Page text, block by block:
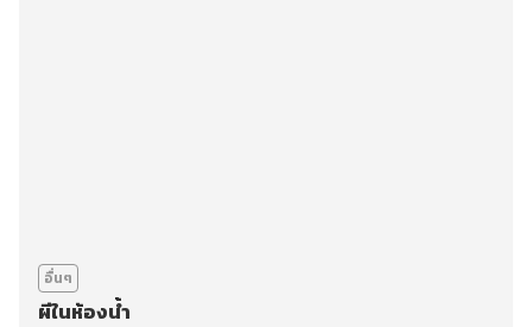
อื่นๆ
ผีในห้องน้ำ